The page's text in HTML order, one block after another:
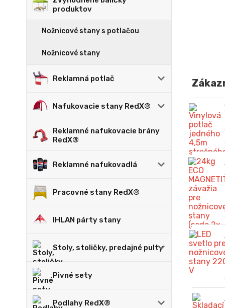
produktov
Nožnicové stany s potlačou
Nožnicové stany
Reklamná potlač
Nafukovacie stany RedX®
Reklamné nafukovacie brány
RedX®
Reklamné nafukovadlá
Pracovné stany RedX®
IHLAN párty stany
Stoly, stoličky, predajné pulty
Pivné sety
Podlahy RedX®